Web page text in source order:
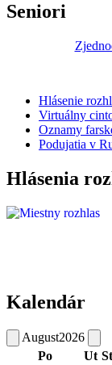
Seniori
Hlásenie
Virtuálny
Oznamy
Podujatia v
Hlásenia
Kalendár
August2026
Po
Ut St